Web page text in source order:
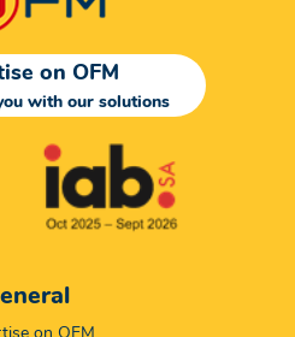
on OFM
with our solutions
on OFM